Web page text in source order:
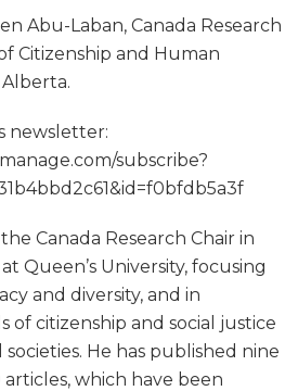
Abu-Laban, Canada Research
Citizenship and Human
newsletter:
subscribe?
Canada Research Chair in
Queen’s University, focusing
and diversity, and in
of citizenship and social justice
He has published nine
which have been